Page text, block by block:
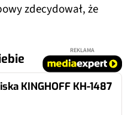
zdecydował, że
REKLAMA
KINGHOFF KH-1487